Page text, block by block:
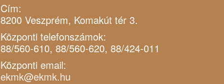
Cím:
8200 Veszprém, Komakút tér 3.
Központi telefonszámok:
88/560-610, 88/560-620, 88/424-011
Központi email:
ekmk@ekmk.hu